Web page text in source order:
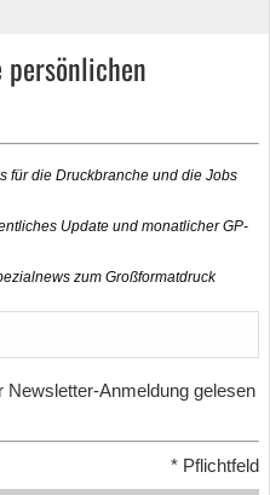
für die Druckbranche und die Jobs
Update und monatlicher GP-
zum Großformatdruck
Newsletter-Anmeldung gelesen
* Pflichtfeld